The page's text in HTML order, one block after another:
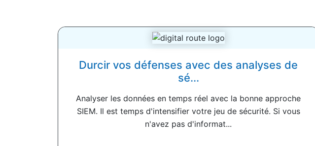
Durcir vos défenses avec des analyses de
sé...
Analyser les données en temps réel avec la bonne approche
SIEM. Il est temps d'intensifier votre jeu de sécurité. Si vous
n'avez pas d'informat...